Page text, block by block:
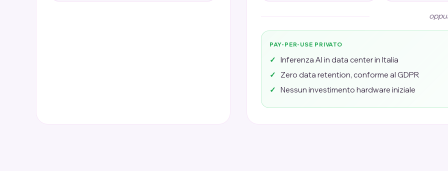
PAY-PER-USE PRIVATO
Inferenza AI in data center in Italia
Zero data retention, conforme al GDPR
Nessun investimento hardware iniziale